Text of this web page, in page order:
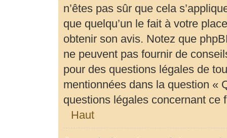
n’êtes pas sûr que cela
que quelqu’un le fait à votre
obtenir son avis. Notez que
ne peuvent pas fournir de
pour des questions légales de
mentionnées dans la question «
questions légales concernant ce
Haut